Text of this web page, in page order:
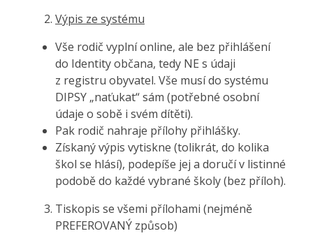
Výpis ze systému
Vše rodič vyplní online, ale bez přihlášení
do Identity občana, tedy NE s údaji
z registru obyvatel. Vše musí do systému
DIPSY „naťukat“ sám (potřebné osobní
údaje o sobě i svém dítěti).
Pak rodič nahraje přílohy přihlášky.
Získaný výpis vytiskne (tolikrát, do kolika
škol se hlásí), podepíše jej a doručí v listinné
podobě do každé vybrané školy (bez příloh).
Tiskopis se všemi přílohami (nejméně
PREFEROVANÝ způsob)